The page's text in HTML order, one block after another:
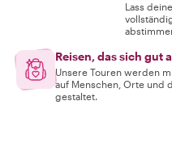
Lass
Reisen, das sich gut
Unsere Touren werden
auf Menschen, Orte und
gestaltet.